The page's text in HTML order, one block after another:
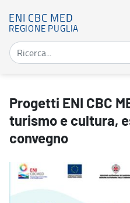
ENI CBC MED
REGIONE PUGLIA
Progetti ENI CBC
turismo e cultura,
convegno